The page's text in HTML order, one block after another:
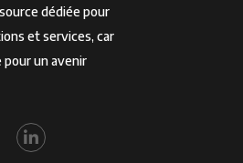
dédiée pour
et services, car
un avenir